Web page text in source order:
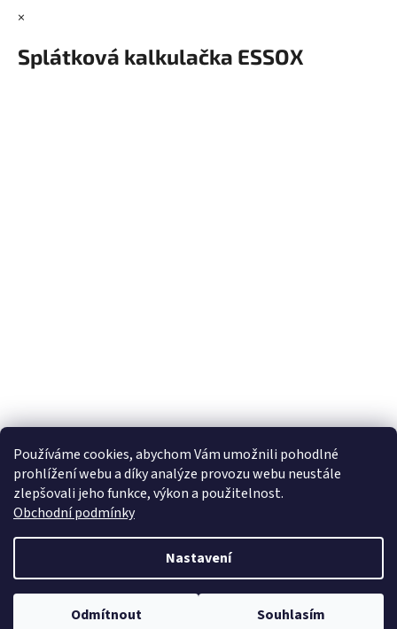
Používáme cookies, abychom Vám umožnili pohodlné
prohlížení webu a díky analýze provozu webu neustále
zlepšovali jeho funkce, výkon a použitelnost.
Obchodní podmínky
Nastavení
Odmítnout Souhlasím
v
ý
×
Splátková kalkulačka ESSOX